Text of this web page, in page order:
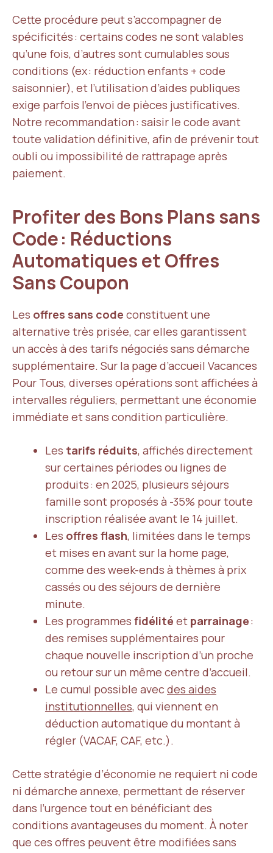
Cette procédure peut s’accompagner de
spécificités : certains codes ne sont valables
qu’une fois, d’autres sont cumulables sous
conditions (ex : réduction enfants + code
saisonnier), et l’utilisation d’aides publiques
exige parfois l’envoi de pièces justificatives.
Notre recommandation : saisir le code avant
toute validation définitive, afin de prévenir tout
oubli ou impossibilité de rattrapage après
paiement.
Profiter des Bons Plans sans
Code : Réductions
Automatiques et Offres
Sans Coupon
Les offres sans code constituent une
alternative très prisée, car elles garantissent
un accès à des tarifs négociés sans démarche
supplémentaire. Sur la page d’accueil Vacances
Pour Tous, diverses opérations sont affichées à
intervalles réguliers, permettant une économie
immédiate et sans condition particulière.
Les tarifs réduits, affichés directement
sur certaines périodes ou lignes de
produits : en 2025, plusieurs séjours
famille sont proposés à -35% pour toute
inscription réalisée avant le 14 juillet.
Les offres flash, limitées dans le temps
et mises en avant sur la home page,
comme des week-ends à thèmes à prix
cassés ou des séjours de dernière
minute.
Les programmes fidélité et parrainage:
des remises supplémentaires pour
chaque nouvelle inscription d’un proche
ou retour sur un même centre d’accueil.
Le cumul possible avecdes aides
institutionnelles, qui viennent en
déduction automatique du montant à
régler (VACAF, CAF, etc.).
Cette stratégie d’économie ne requiert ni code
ni démarche annexe, permettant de réserver
dans l’urgence tout en bénéficiant des
conditions avantageuses du moment. À noter
que ces offres peuvent être modifiées sans